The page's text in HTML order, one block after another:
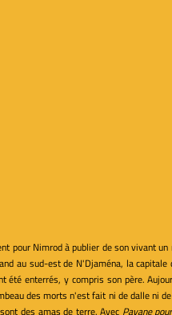
pour Nimrod à publier de son vivant
au sud-est de N'Djaména, la
enterrés, y compris son père.
des morts n'est fait ni de dalle ni
des amas de terre. Avec Pavane